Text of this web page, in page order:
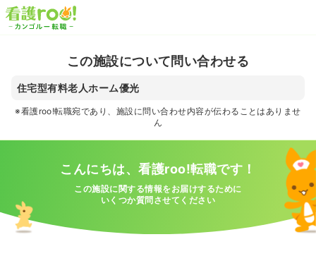
この施設について問い合わせる
住宅型有料老人ホーム優光
※看護roo!転職宛であり、施設に問い合わせ内容が伝わることはありませ
ん
こんにちは、看護roo!転職です！
この施設に関する情報をお届けするために
いくつか質問させてください